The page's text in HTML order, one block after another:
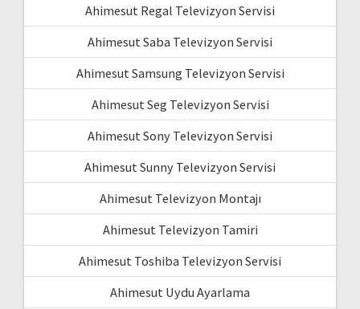
Ahimesut Regal Televizyon Servisi
Ahimesut Saba Televizyon Servisi
Ahimesut Samsung Televizyon Servisi
Ahimesut Seg Televizyon Servisi
Ahimesut Sony Televizyon Servisi
Ahimesut Sunny Televizyon Servisi
Ahimesut Televizyon Montajı
Ahimesut Televizyon Tamiri
Ahimesut Toshiba Televizyon Servisi
Ahimesut Uydu Ayarlama